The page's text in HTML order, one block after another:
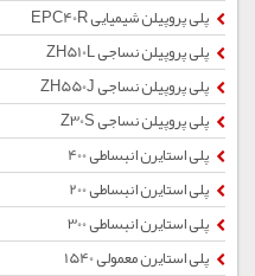
پلی پروپیلن شیمیایی EPC40R
پلی پروپیلن نساجی ZH510L
پلی پروپیلن نساجی ZH550J
پلی پروپیلن نساجی Z30S
پلی استایرن انبساطی 400
پلی استایرن انبساطی 200
پلی استایرن انبساطی 300
پلی استایرن معمولی 1540